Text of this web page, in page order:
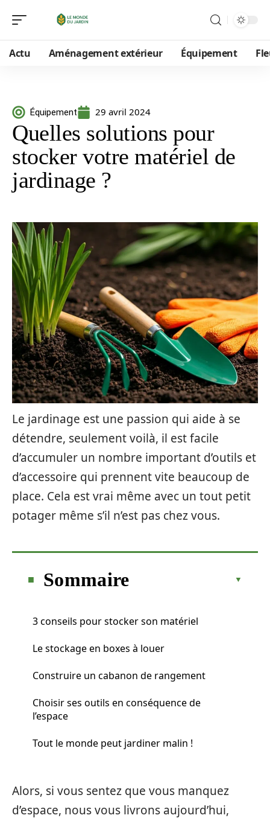
Actu Aménagement extérieur Équipement
Équipement 29 avril 2024
Quelles solutions pour
stocker votre matériel de
jardinage ?
Le jardinage est une passion qui aide à se
détendre, seulement voilà, il est facile
d’accumuler un nombre important d’outils et
d’accessoire qui prennent vite beaucoup de
place. Cela est vrai même avec un tout petit
potager même s’il n’est pas chez vous.
Sommaire
3 conseils pour stocker son matériel
Le stockage en boxes à louer
Construire un cabanon de rangement
Choisir ses outils en conséquence de
l’espace
Tout le monde peut jardiner malin !
Alors, si vous sentez que vous manquez
d’espace, nous vous livrons aujourd’hui,